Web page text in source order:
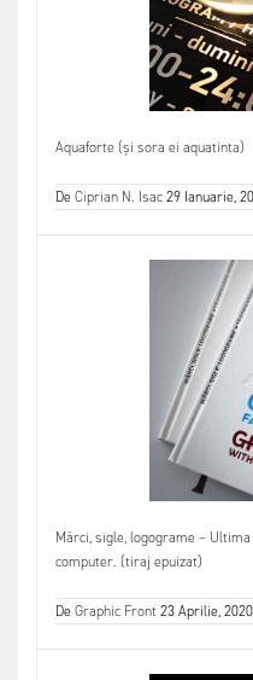
Aquaforte (și sora ei aquatinta)
DeCiprian N. Isac29 Ianuarie,
Mărci, sigle, logograme –
computer. (tiraj epuizat)
DeGraphic Front23 Aprilie, 2020